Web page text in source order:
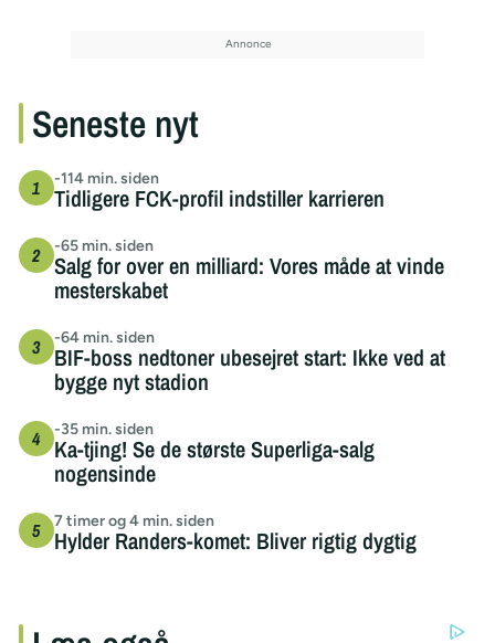
Seneste nyt
-114 min. siden
Tidligere FCK-profil indstiller karrieren
-65 min. siden
Salg for over en milliard: Vores måde at vinde
mesterskabet
-64 min. siden
BIF-boss nedtoner ubesejret start: Ikke ved at
bygge nyt stadion
-35 min. siden
Ka-tjing! Se de største Superliga-salg
nogensinde
7 timer og 4 min. siden
Hylder Randers-komet: Bliver rigtig dygtig